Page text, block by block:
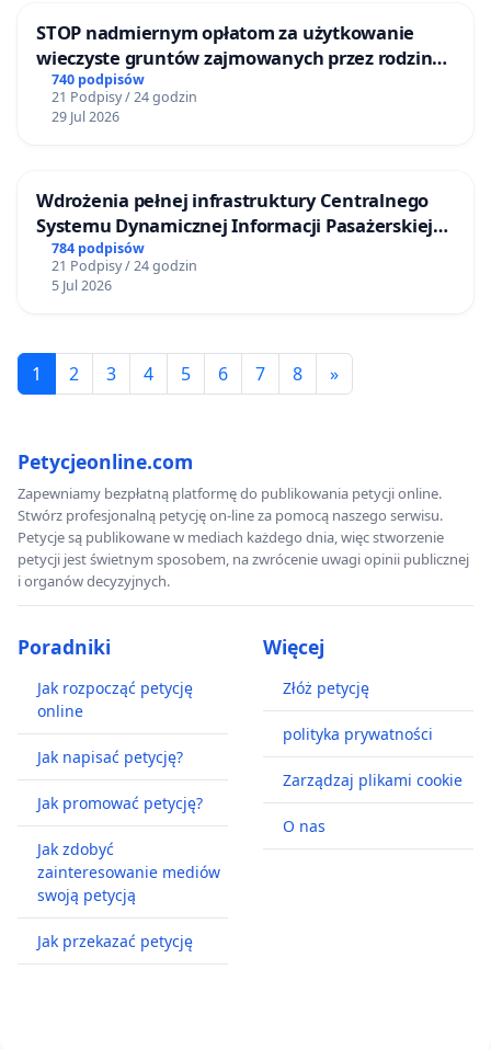
STOP nadmiernym opłatom za użytkowanie
wieczyste gruntów zajmowanych przez rodzinne
ogrody działkowe.
740 podpisów
21 Podpisy / 24 godzin
29 Jul 2026
Wdrożenia pełnej infrastruktury Centralnego
Systemu Dynamicznej Informacji Pasażerskiej
(CSDiP) na stacji kolejowej w Łomży
784 podpisów
21 Podpisy / 24 godzin
5 Jul 2026
1 2 3 4 5 6 7 8 »
Petycjeonline.com
Zapewniamy bezpłatną platformę do publikowania petycji online.
Stwórz profesjonalną petycję on-line za pomocą naszego serwisu.
Petycje są publikowane w mediach każdego dnia, więc stworzenie
petycji jest świetnym sposobem, na zwrócenie uwagi opinii publicznej
i organów decyzyjnych.
Poradniki
Jak rozpocząć petycję
online
Jak napisać petycję?
Jak promować petycję?
Jak zdobyć
zainteresowanie mediów
swoją petycją
Jak przekazać petycję
Więcej
Złóż petycję
polityka prywatności
Zarządzaj plikami cookie
O nas